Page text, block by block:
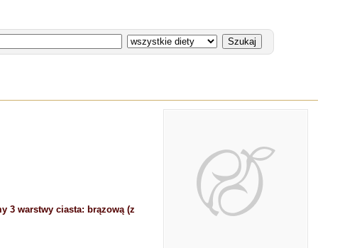
3 warstwy ciasta: brązową (z